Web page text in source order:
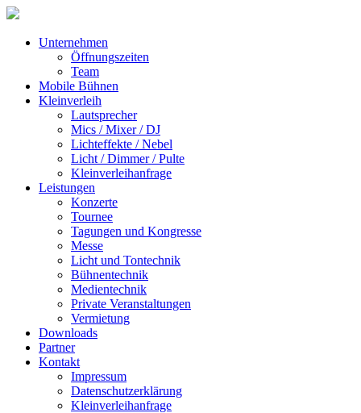
Unternehmen
Öffnungszeiten
Team
Mobile Bühnen
Kleinverleih
Lautsprecher
Mics / Mixer / DJ
Lichteffekte / Nebel
Licht / Dimmer / Pulte
Kleinverleihanfrage
Leistungen
Konzerte
Tournee
Tagungen und Kongresse
Messe
Licht und Tontechnik
Bühnentechnik
Medientechnik
Private Veranstaltungen
Vermietung
Downloads
Partner
Kontakt
Impressum
Datenschutzerklärung
Kleinverleihanfrage